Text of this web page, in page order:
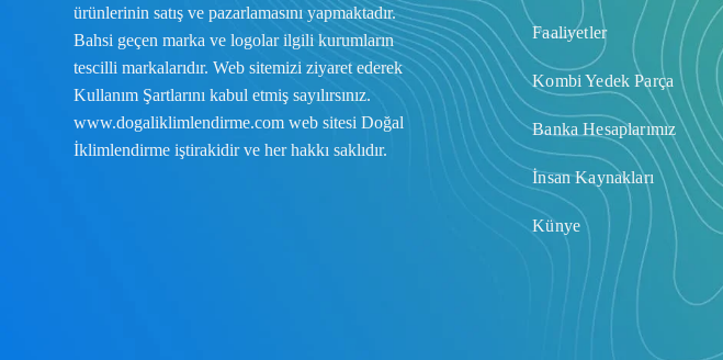
ürünlerinin satış ve pazarlamasını yapmaktadır.
Bahsi geçen marka ve logolar ilgili kurumların
tescilli markalarıdır. Web sitemizi ziyaret ederek
Kullanım Şartlarını kabul etmiş sayılırsınız.
www.dogaliklimlendirme.com web sitesi Doğal
İklimlendirme iştirakidir ve her hakkı saklıdır.
Faaliyetler
Kombi Yedek Parça
Banka Hesaplarımız
İnsan Kaynakları
Künye